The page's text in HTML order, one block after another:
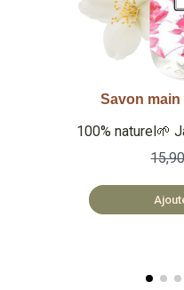
Savon main
100%
ml Qu'est-ce que
liquide
douces
BULGARIE